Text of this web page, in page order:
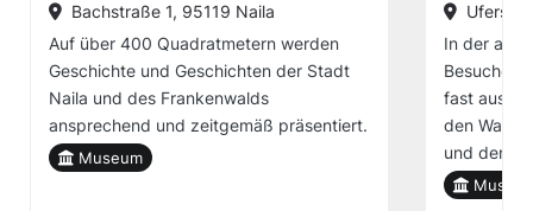
Bachstraße 1, 95119 Naila
Auf über 400 Quadratmetern werden
Geschichte und Geschichten der Stadt
Naila und des Frankenwalds
ansprechend und zeitgemäß präsentiert.
Museum
In der
fast
den
und den